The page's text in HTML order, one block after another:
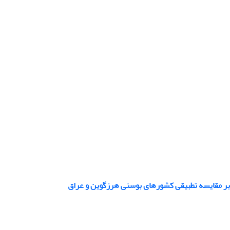
مقایسه تطبیقی کشورهای بوسنی هرزگوین و عراق